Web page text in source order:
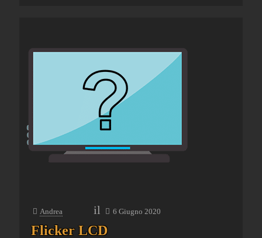
Andrea il 6 Giugno 2020
Flicker LCD